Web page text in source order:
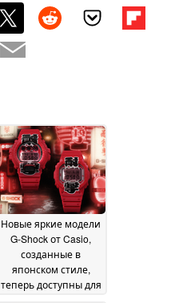
Новые яркие модели
G-Shock от Casio,
созданные в
японском стиле,
теперь доступны для
17 June